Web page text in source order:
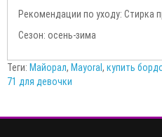
Рекомендации по уходу: Стирка
Сезон: осень-зима
Теги: Майорал, Mayoral, купить
71 для девочки